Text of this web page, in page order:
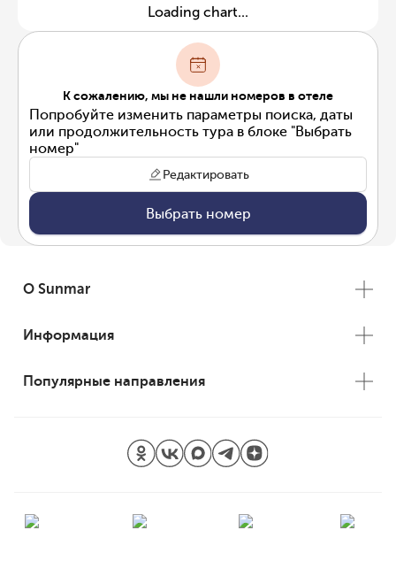
Loading chart...
К сожалению, мы не нашли номеров в отеле
Попробуйте изменить параметры поиска, даты
или продолжительность тура в блоке "Выбрать
номер"
Редактировать
Выбрать номер
О Sunmar
Информация
Популярные направления